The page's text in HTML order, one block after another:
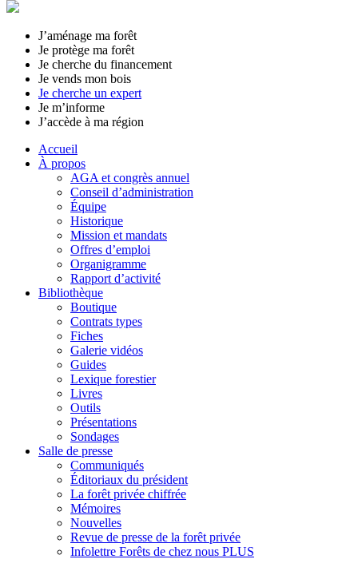
J’aménage ma forêt
Je protège ma forêt
Je cherche du financement
Je vends mon bois
Je cherche un expert
Je m’informe
J’accède à ma région
Accueil
À propos
AGA et congrès annuel
Conseil d’administration
Équipe
Historique
Mission et mandats
Offres d’emploi
Organigramme
Rapport d’activité
Bibliothèque
Boutique
Contrats types
Fiches
Galerie vidéos
Guides
Lexique forestier
Livres
Outils
Présentations
Sondages
Salle de presse
Communiqués
Éditoriaux du président
La forêt privée chiffrée
Mémoires
Nouvelles
Revue de presse de la forêt privée
Infolettre Forêts de chez nous PLUS